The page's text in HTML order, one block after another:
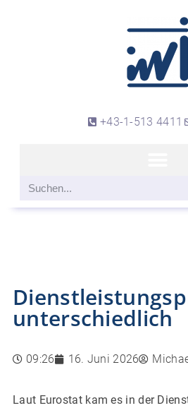
+43-1-513 4411
unterschiedlich
09:26 16. Juni 2026
Laut Eurostat kam es in der